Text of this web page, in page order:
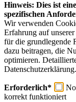
Hinweis: Dies ist
spezifischen
Wir verwenden
Erfahrung auf
für die grundlegende
dazu beitragen, die
optimieren.
Datenschutzerklärung.
Erforderlich*
korrekt funktioniert